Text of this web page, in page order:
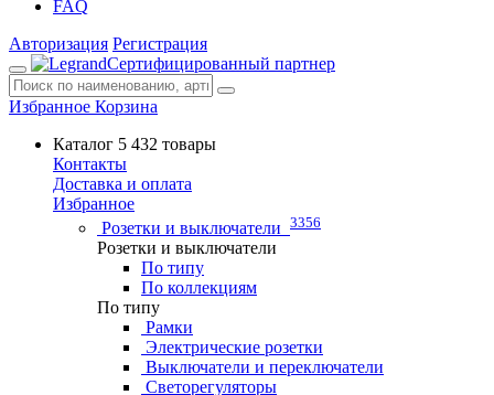
FAQ
Авторизация Регистрация
Сертифицированный партнер
Избранное Корзина
Каталог 5 432 товары
Контакты
Доставка и оплата
Избранное
Розетки и выключатели 3356
Розетки и выключатели
По типу
По коллекциям
По типу
Рамки
Электрические розетки
Выключатели и переключатели
Светорегуляторы